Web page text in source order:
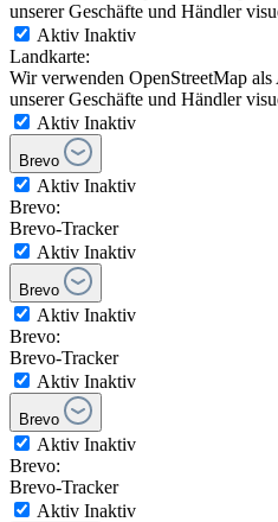
unserer Geschäfte und Händler
Aktiv Inaktiv
Landkarte:
Wir verwenden OpenStreetMap
unserer Geschäfte und Händler
Aktiv Inaktiv
Brevo
Aktiv Inaktiv
Brevo:
Brevo-Tracker
Aktiv Inaktiv
Brevo
Aktiv Inaktiv
Brevo:
Brevo-Tracker
Aktiv Inaktiv
Brevo
Aktiv Inaktiv
Brevo:
Brevo-Tracker
Aktiv Inaktiv